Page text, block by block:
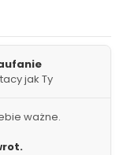
jak Ty
ważne.